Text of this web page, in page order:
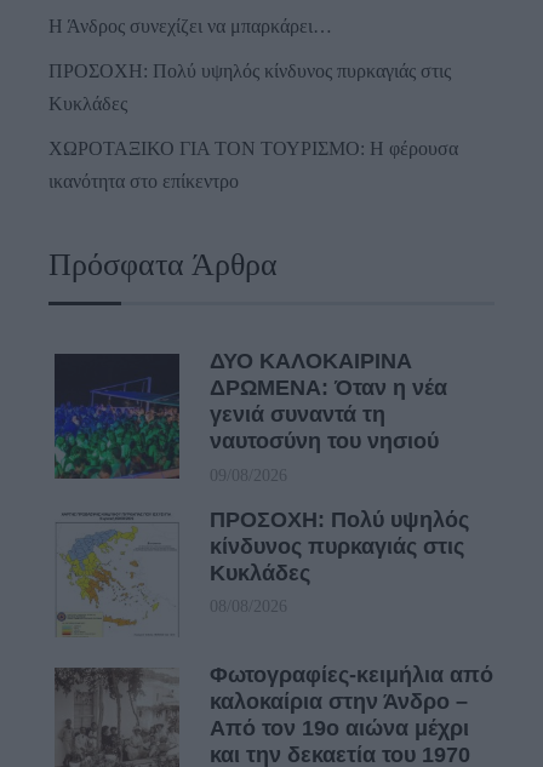
Η Άνδρος συνεχίζει να μπαρκάρει…
ΠΡΟΣΟΧΗ: Πολύ υψηλός κίνδυνος πυρκαγιάς στις
Κυκλάδες
ΧΩΡΟΤΑΞΙΚΟ ΓΙΑ ΤΟΝ ΤΟΥΡΙΣΜΟ: Η φέρουσα
ικανότητα στο επίκεντρο
Πρόσφατα Άρθρα
ΔΥΟ ΚΑΛΟΚΑΙΡΙΝΑ
ΔΡΩΜΕΝΑ: Όταν η νέα
γενιά συναντά τη
ναυτοσύνη του νησιού
09/08/2026
ΠΡΟΣΟΧΗ: Πολύ υψηλός
κίνδυνος πυρκαγιάς στις
Κυκλάδες
08/08/2026
Φωτογραφίες-κειμήλια από
καλοκαίρια στην Άνδρο –
Από τον 19ο αιώνα μέχρι
και την δεκαετία του 1970